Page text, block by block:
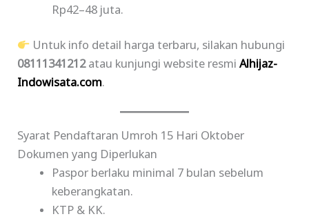
Rp42–48 juta.
Untuk info detail harga terbaru, silakan hubungi
08111341212atau kunjungi website resmiAlhijaz-
Indowisata.com.
Syarat Pendaftaran Umroh 15 Hari Oktober
Dokumen yang Diperlukan
Paspor berlaku minimal 7 bulan sebelum
keberangkatan.
KTP & KK.